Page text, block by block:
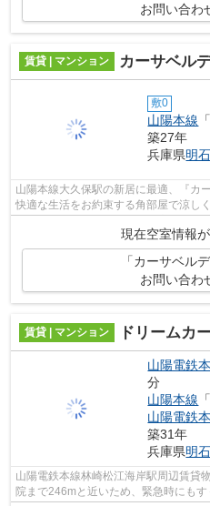
お問い合わ
賃貸 | マンション カーサベル
敷0
山陽本線 「
築27年
兵庫県明
山陽本線大久保駅の新居に最適、『カ
快適な生活をお約束する角部屋で涼し
56.09平米。マンションタイプの物件で
現在空室情報が
「カーサベル
お問い合わ
賃貸 | マンション ドリームカ
山陽電鉄
分
山陽本線
山陽電鉄
築31年
兵庫県明
山陽電鉄本線林崎松江海岸駅周辺賃貸
院まで246mと近いため、緊急時にも